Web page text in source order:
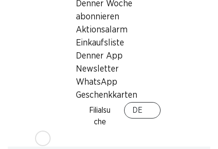
Denner Woche
abonnieren
Aktionsalarm
Einkaufsliste
Denner App
Newsletter
WhatsApp
Geschenkkarten
Filialsu
che
DE
Bargeldbezug mit Post - / M-Card